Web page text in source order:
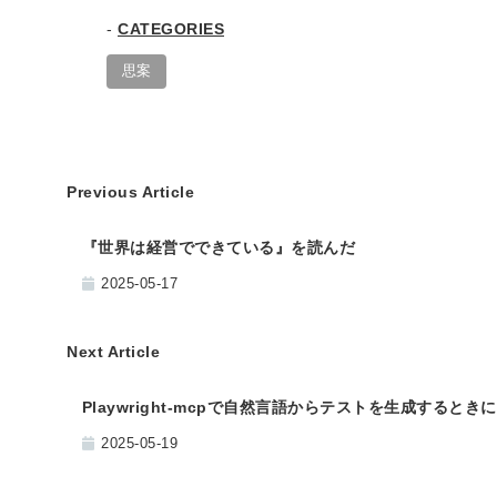
CATEGORIES
思案
Previous Article
『世界は経営でできている』を読んだ
2025-05-17
Next Article
Playwright-mcpで自然言語からテストを生成するとき
2025-05-19